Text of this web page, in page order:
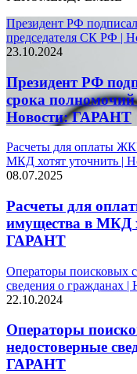
Президент РФ
председателя СК РФ |
23.10.2024
Президент РФ
срока
Новости: ГАРАНТ
Расчеты для оплаты
МКД хотят уточнить |
08.07.2025
Расчеты для
имущества в МКД
ГАРАНТ
Операторы поисковых
сведения о гражданах
22.10.2024
Операторы
недостоверные
ГАРАНТ